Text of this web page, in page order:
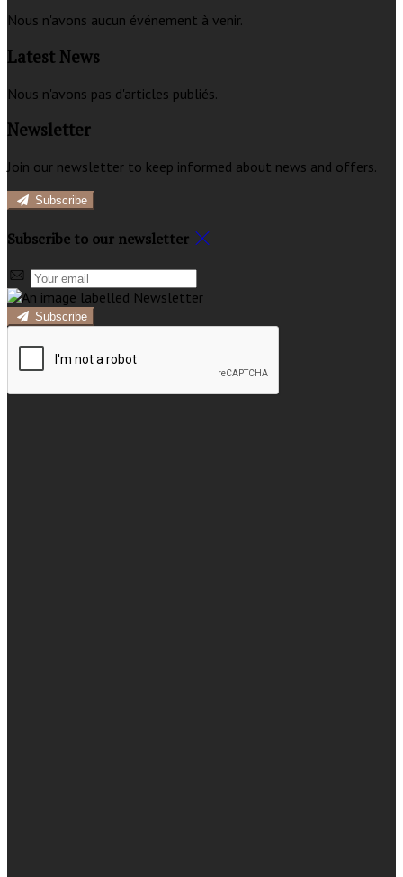
Nous n'avons aucun événement à venir.
Latest News
Nous n'avons pas d'articles publiés.
Newsletter
Join our newsletter to keep informed about news and offers.
Subscribe
Subscribe to our newsletter
Subscribe